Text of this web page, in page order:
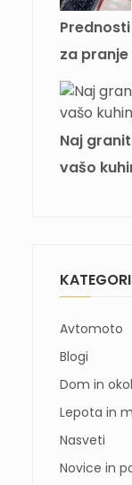
za
Naj
vašo
Avtomoto
Blogi
Dom in
Lepota in
Nasveti
Novice in